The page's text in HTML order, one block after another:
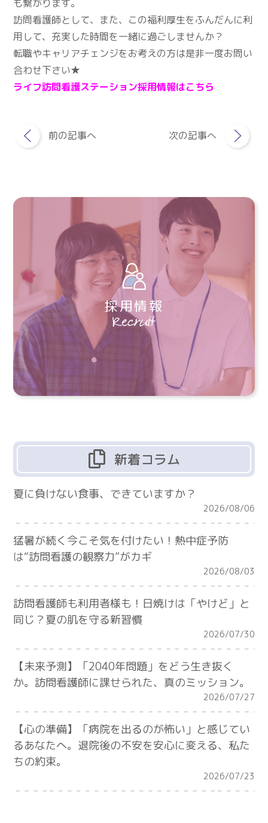
も繋がります。
訪問看護師として、また、この福利厚生をふんだんに利
用して、充実した時間を一緒に過ごしませんか？
転職やキャリアチェンジをお考えの方は是非一度お問い
合わせ下さい★
ライフ訪問看護ステーション採用情報はこちら
前の記事へ 次の記事へ
採用情報
新着コラム
夏に負けない食事、できていますか？
2026/08/06
猛暑が続く今こそ気を付けたい！熱中症予防
は“訪問看護の観察力”がカギ
2026/08/03
訪問看護師も利用者様も！日焼けは「やけど」と
同じ？夏の肌を守る新習慣
2026/07/30
【未来予測】「2040年問題」をどう生き抜く
か。訪問看護師に課せられた、真のミッション。
2026/07/27
【心の準備】「病院を出るのが怖い」と感じてい
るあなたへ。退院後の不安を安心に変える、私た
ちの約束。
2026/07/23